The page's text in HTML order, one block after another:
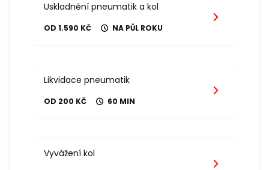
Uskladnění pneumatik a kol
OD 1.590 KČ NA PŮL ROKU
Likvidace pneumatik
OD 200 KČ 60 MIN
Vyvážení kol